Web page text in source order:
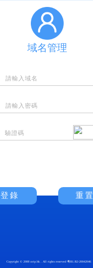
域名管理
登錄 重置
Copyright © 2008 uvip.hk . All rights reserved 粤B1.B2-20042046